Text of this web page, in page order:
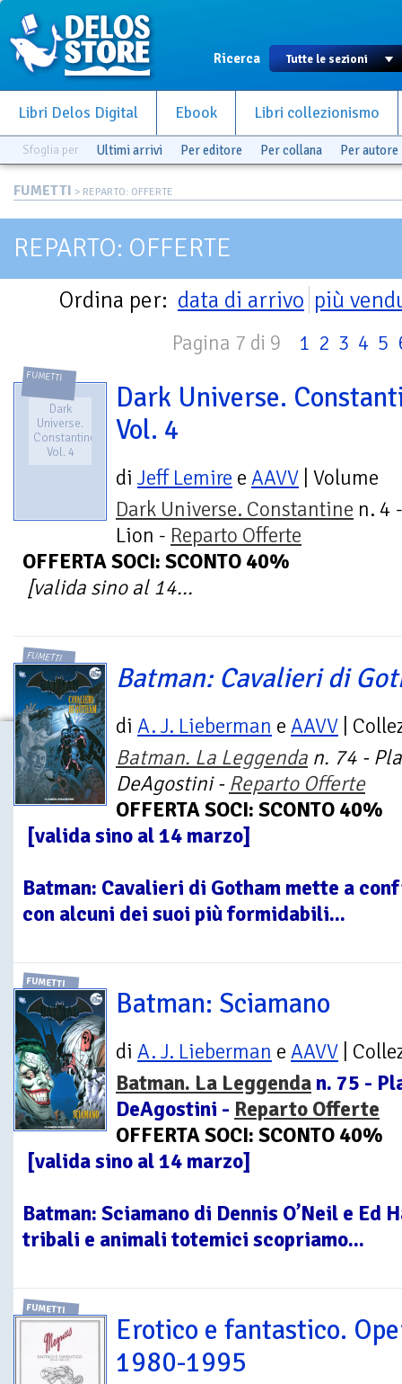
Ricerca
Libri Delos Digital Ebook Libri collezionismo
Sfoglia per Ultimi arrivi Per editore Per collana Per autore
FUMETTI > REPARTO: OFFERTE
REPARTO: OFFERTE
Ordina per: data di arrivo più
Pagina 7 di 9 1 2 3 4 5
FUMETTI
Dark
Universe.
Constantine.
Vol. 4
Dark Universe.
Vol. 4
di Jeff Lemire e AAVV | Volume
Dark Universe. Constantine n. 4
Lion - Reparto Offerte
OFFERTA SOCI: SCONTO 40%
[valida sino al 14...
FUMETTI
Batman: Cavalieri di
di A. J. Lieberman e AAVV |
Batman. La Leggenda n. 74 -
DeAgostini - Reparto Offerte
OFFERTA SOCI: SCONTO 40%
[valida sino al 14 marzo]
Batman: Cavalieri di Gotham mette a
con alcuni dei suoi più formidabili...
FUMETTI
Batman: Sciamano
di A. J. Lieberman e AAVV |
Batman. La Leggenda n. 75 -
DeAgostini - Reparto Offerte
OFFERTA SOCI: SCONTO 40%
[valida sino al 14 marzo]
Batman: Sciamano di Dennis O’Neil e
tribali e animali totemici scopriamo...
FUMETTI
Erotico e fantastico.
1980-1995